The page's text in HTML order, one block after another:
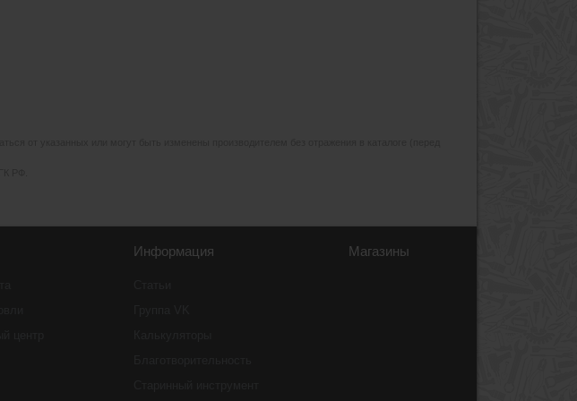
Информация Магазины